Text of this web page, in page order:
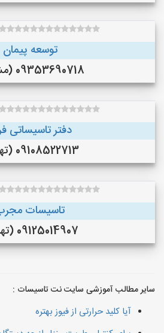
توسعه پیمان
09353690718 (مشهد )
دفتر تاسیساتی
09108522713 (تهران)
تاسیسات
09125014907 (تهران)
سایر مطالب آموزشی سایت نت تاسیسات :
آیا کلید حرارتی از فیوز بهتره